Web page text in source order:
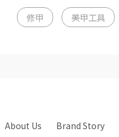
修甲 美甲工具
About Us Brand Story